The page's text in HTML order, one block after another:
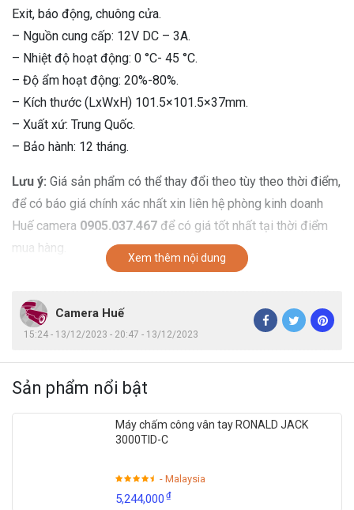
Exit, báo động, chuông cửa.
– Nguồn cung cấp: 12V DC – 3A.
– Nhiệt độ hoạt động: 0 °C- 45 °C.
– Độ ẩm hoạt động: 20%-80%.
– Kích thước (LxWxH) 101.5×101.5×37mm.
– Xuất xứ: Trung Quốc.
– Bảo hành: 12 tháng.
Lưu ý: Giá sản phẩm có thể thay đổi theo tùy theo thời điểm,
để có báo giá chính xác nhất xin liên hệ phòng kinh doanh
Huế camera 0905.037.467 để có giá tốt nhất tại thời điểm
mua hàng.
Xem thêm nội dung
Camera Huế
15:24 - 13/12/2023 - 20:47 - 13/12/2023
Sản phẩm nổi bật
Máy chấm công vân tay RONALD JACK
3000TID-C
- Malaysia
5,244,000₫